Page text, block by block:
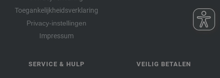
Toegankelijkheidsverklaring
Privacy-instellingen
Impressum
SERVICE & HULP VEILIG BETALEN